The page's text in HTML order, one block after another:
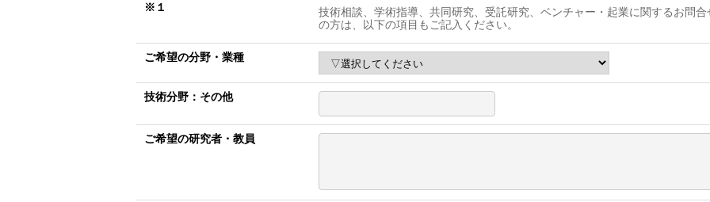
※１
技術相談、学術指導、共同研究、受託研究、ベンチャー・起業に関するお問合
の方は、以下の項目もご記入ください。
ご希望の分野・業種
技術分野：その他
ご希望の研究者・教員